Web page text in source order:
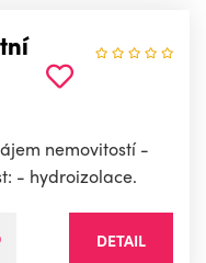
nemovitostí -
- hydroizolace.
DETAIL